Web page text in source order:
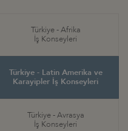
Türkiye - Afrika
İş Konseyleri
Türkiye - Latin Amerika ve
Karayipler İş Konseyleri
Türkiye - Avrasya
İş Konseyleri